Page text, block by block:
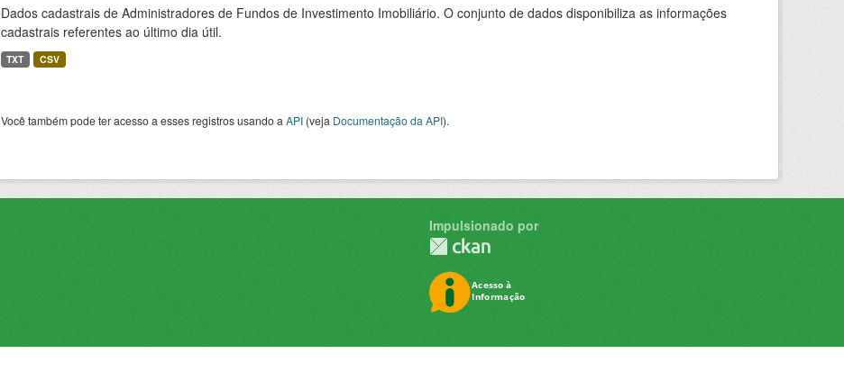
Dados cadastrais de Administradores de Fundos de Investimento Imobiliário. O conjunto de dados disponibiliza as informações
cadastrais referentes ao último dia útil.
TXT CSV
Você também pode ter acesso a esses registros usando a API(veja Documentação da API).
Impulsionado por